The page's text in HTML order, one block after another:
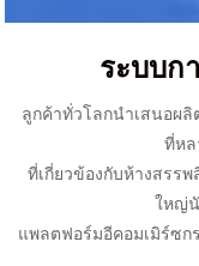
ระบบก
ลูกค้าทั่วโลกนำเสนอ
ที่หล
ที่เกี่ยวข้องกับห้างสรร
ใหญ่
แพลตฟอร์มอีคอมเมิร์ซก